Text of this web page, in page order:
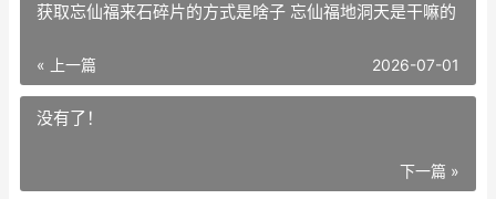
获取忘仙福来石碎片的方式是啥子 忘仙福地洞天是干嘛的
« 上一篇 2026-07-01
没有了！
下一篇 »